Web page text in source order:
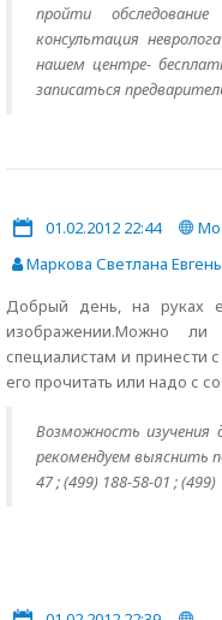
пройти
консультация
нашем центре-
записаться
01.02.2012 22:44
Маркова Светлана
Добрый день, на руках
изображении.Можно
специалистам и принести
его прочитать или надо с
Возможность
рекомендуем выяснить
47 ; (499) 188-58-01 ;